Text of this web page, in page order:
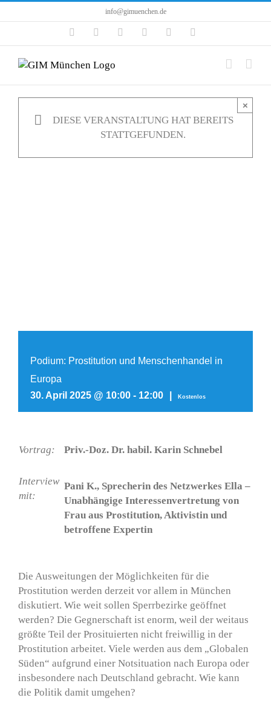
Inhalt
info@gimuenchen.de
FacebookInstagramLinkedIn YouTube
DIESE VERANSTALTUNG HAT BEREITS
STATTGEFUNDEN.
×
Podium: Prostitution und Menschenhandel in
Europa
30. April 2025 @ 10:00 - 12:00 Kostenlos
Vortrag: Priv.-Doz. Dr. habil. Karin Schnebel
Interview
mit:
Pani K., Sprecherin des Netzwerkes Ella –
Unabhängige Interessenvertretung von
Frau aus Prostitution, Aktivistin und
betroffene Expertin
Die Ausweitungen der Möglichkeiten für die
Prostitution werden derzeit vor allem in München
diskutiert. Wie weit sollen Sperrbezirke geöffnet
werden? Die Gegnerschaft ist enorm, weil der weitaus
größte Teil der Prosituierten nicht freiwillig in der
Prostitution arbeitet. Viele werden aus dem „Globalen
Süden“ aufgrund einer Notsituation nach Europa oder
insbesondere nach Deutschland gebracht. Wie kann
die Politik damit umgehen?